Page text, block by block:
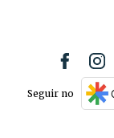
Seguir no